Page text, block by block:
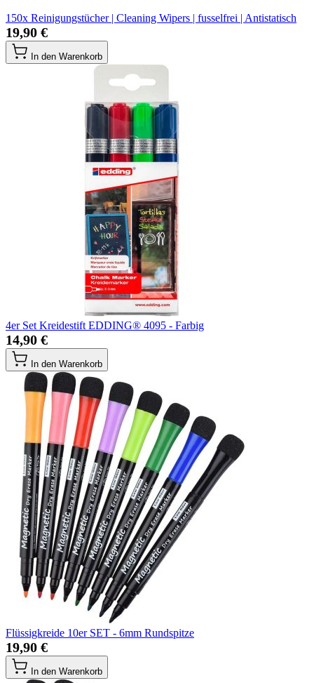
150x Reinigungstücher | Cleaning Wipers | fusselfrei | Antistatisch
19,90 €
In den Warenkorb
4er Set Kreidestift EDDING® 4095 - Farbig
14,90 €
In den Warenkorb
Flüssigkreide 10er SET - 6mm Rundspitze
19,90 €
In den Warenkorb